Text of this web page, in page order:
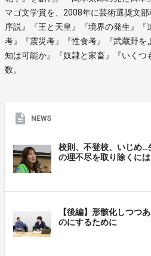
マゴ文学賞を、2008年に芸術選奨文
序説』『王と天皇』『境界の発生』
考』『震災考』『性食考』『武蔵野を
知は可能か』『奴隷と家畜』『いくつ
数。
NEWS
校則、不登校、いじめ…
の理不尽を取り除くには
【後編】形骸化しつつ
のにするために